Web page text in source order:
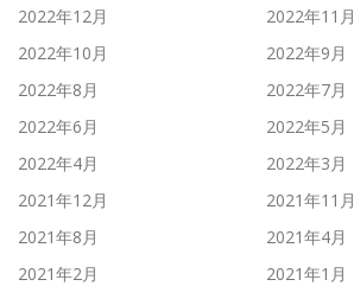
2022年12月
2022年11月
2022年10月
2022年9月
2022年8月
2022年7月
2022年6月
2022年5月
2022年4月
2022年3月
2021年12月
2021年11月
2021年8月
2021年4月
2021年2月
2021年1月